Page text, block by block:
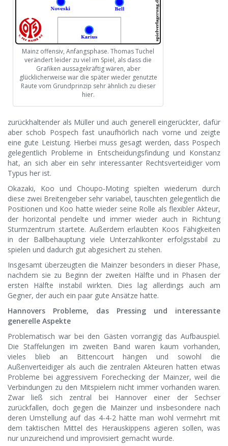
Mainz offensiv, Anfangsphase. Thomas Tuchel
verändert leider zu viel im Spiel, als dass die
Grafiken aussagekräftig wären, aber
glücklicherweise war die später wieder genutzte
Raute vom Grundprinzip sehr ähnlich zu dieser
hier.
zurückhaltender als Müller und auch generell eingerückter, dafür
aber schob Pospech fast unaufhörlich nach vorne und zeigte
eine gute Leistung. Hierbei muss gesagt werden, dass Pospech
gelegentlich Probleme in Entscheidungsfindung und Konstanz
hat, an sich aber ein sehr interessanter Rechtsverteidiger vom
Typus her ist.
Okazaki, Koo und Choupo-Moting spielten wiederum durch
diese zwei Breitengeber sehr variabel, tauschten gelegentlich die
Positionen und Koo hatte wieder seine Rolle als flexibler Akteur,
der horizontal pendelte und immer wieder auch in Richtung
Sturmzentrum startete. Außerdem erlaubten Koos Fähigkeiten
in der Ballbehauptung viele Unterzahlkonter erfolgsstabil zu
spielen und dadurch gut abgesichert zu stehen.
Insgesamt überzeugten die Mainzer besonders in dieser Phase,
nachdem sie zu Beginn der zweiten Hälfte und in Phasen der
ersten Hälfte instabil wirkten. Dies lag allerdings auch am
Gegner, der auch ein paar gute Ansätze hatte.
Hannovers Probleme, das Pressing und interessante
generelle Aspekte
Problematisch war bei den Gästen vorrangig das Aufbauspiel.
Die Staffelungen im zweiten Band waren kaum vorhanden,
vieles blieb an Bittencourt hängen und sowohl die
Außenverteidiger als auch die zentralen Akteuren hatten etwas
Probleme bei aggressivem Forechecking der Mainzer, weil die
Verbindungen zu den Mitspielern nicht immer vorhanden waren.
Zwar ließ sich zentral bei Hannover einer der Sechser
zurückfallen, doch gegen die Mainzer und insbesondere nach
deren Umstellung auf das 4-4-2 hätte man wohl vermehrt mit
dem taktischen Mittel des Herauskippens agieren sollen, was
nur unzureichend und improvisiert gemacht wurde.